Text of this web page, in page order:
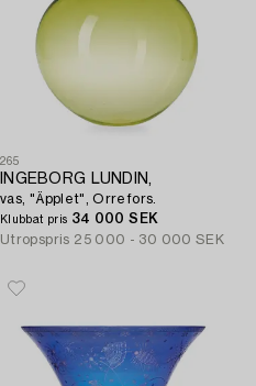
265
INGEBORG LUNDIN,
vas, "Äpplet", Orrefors.
Klubbat pris 34 000 SEK
Utropspris 25 000 - 30 000 SEK